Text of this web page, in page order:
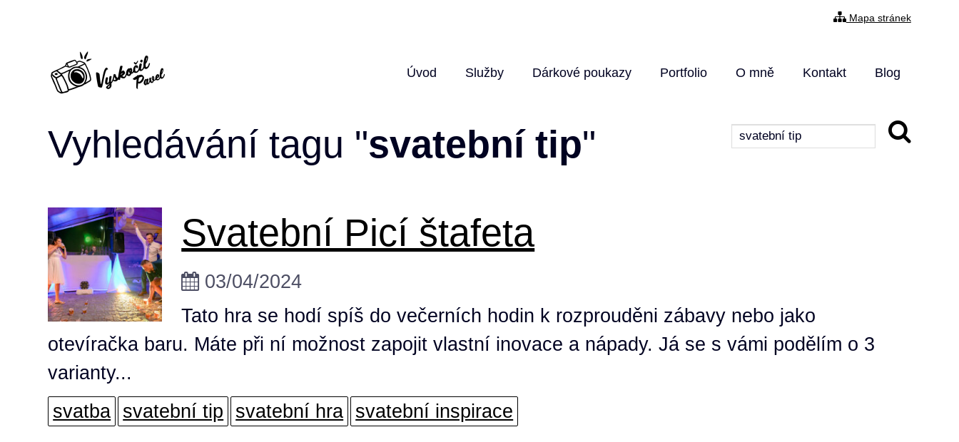
Mapa stránek
Úvod Služby Dárkové poukazy Portfolio O mně Kontakt Blog
Vyhledávání tagu "svatební tip"
Svatební Picí štafeta
03/04/2024
Tato hra se hodí spíš do večerních hodin k rozprouděni zábavy nebo jako
otevíračka baru. Máte při ní možnost zapojit vlastní inovace a nápady. Já se s vámi podělím o 3
varianty...
svatba svatební tip svatební hra svatební inspirace